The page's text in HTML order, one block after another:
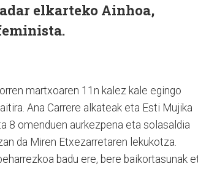
elkarteko Ainhoa,
martxoaren 11n kalez kale egingo
Ana Carrere alkateak eta Esti Mujika
8 omenduen aurkezpena eta solasaldia
da Miren Etxezarretaren lekukotza.
badu ere, bere baikortasunak